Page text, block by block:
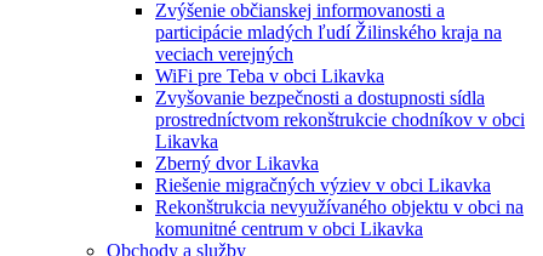
Zvýšenie občianskej informovanosti a
participácie mladých ľudí Žilinského kraja na
veciach verejných
WiFi pre Teba v obci Likavka
Zvyšovanie bezpečnosti a dostupnosti sídla
prostredníctvom rekonštrukcie chodníkov v obci
Likavka
Zberný dvor Likavka
Riešenie migračných výziev v obci Likavka
Rekonštrukcia nevyužívaného objektu v obci na
komunitné centrum v obci Likavka
Obchody a služby